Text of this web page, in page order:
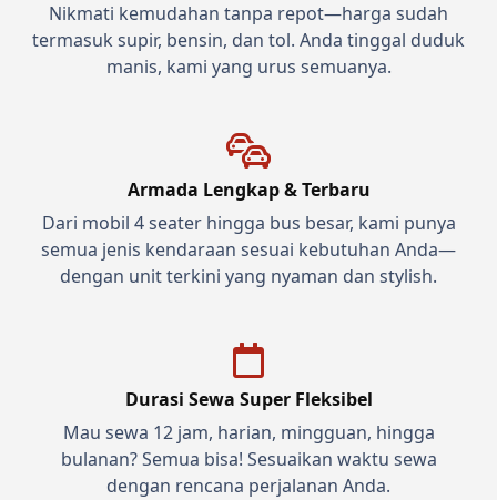
Nikmati kemudahan tanpa repot—harga sudah
termasuk supir, bensin, dan tol. Anda tinggal duduk
manis, kami yang urus semuanya.
Armada Lengkap & Terbaru
Dari mobil 4 seater hingga bus besar, kami punya
semua jenis kendaraan sesuai kebutuhan Anda—
dengan unit terkini yang nyaman dan stylish.
Durasi Sewa Super Fleksibel
Mau sewa 12 jam, harian, mingguan, hingga
bulanan? Semua bisa! Sesuaikan waktu sewa
dengan rencana perjalanan Anda.